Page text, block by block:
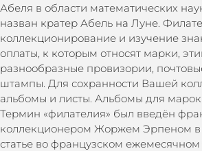
Абеля в области математических
назван кратер Абель на Луне.
коллекционирование и изучение
оплаты, к которым относят марки,
разнообразные провизории,
штампы. Для сохранности Вашей
альбомы и листы. Альбомы для
Термин «филателия» был введён
коллекционером Жоржем Эрпеном в
статье во французском